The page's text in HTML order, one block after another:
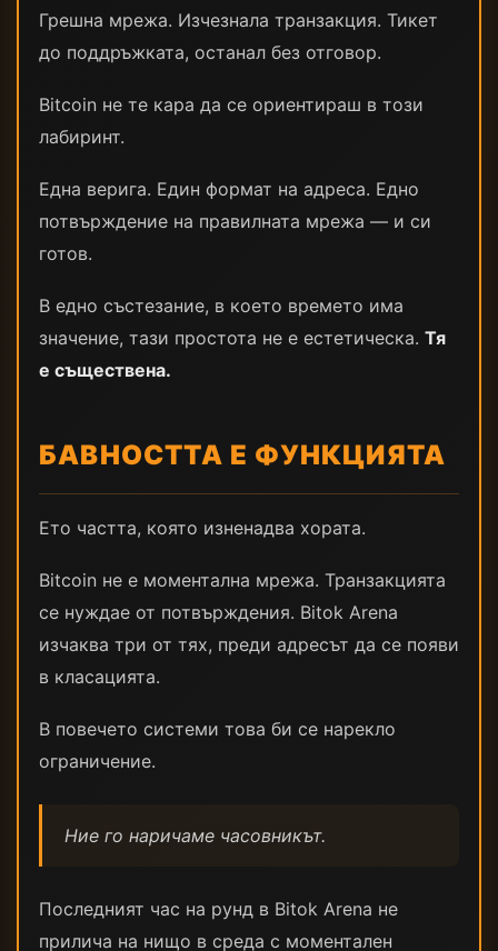
Грешна мрежа. Изчезнала транзакция. Тикет
до поддръжката, останал без отговор.
Bitcoin не те кара да се ориентираш в този
лабиринт.
Една верига. Един формат на адреса. Едно
потвърждение на правилната мрежа — и си
готов.
В едно състезание, в което времето има
значение, тази простота не е естетическа. Тя
е съществена.
БАВНОСТТА Е ФУНКЦИЯТА
Ето частта, която изненадва хората.
Bitcoin не е моментална мрежа. Транзакцията
се нуждае от потвърждения. Bitok Arena
изчаква три от тях, преди адресът да се появи
в класацията.
В повечето системи това би се нарекло
ограничение.
Ние го наричаме часовникът.
Последният час на рунд в Bitok Arena не
прилича на нищо в среда с моментален